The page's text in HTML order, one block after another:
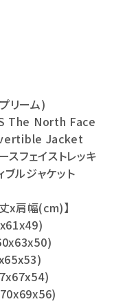
リーム)
The North Face
Jacket
スフェイストレッキ
ルジャケット
x肩幅(cm)】